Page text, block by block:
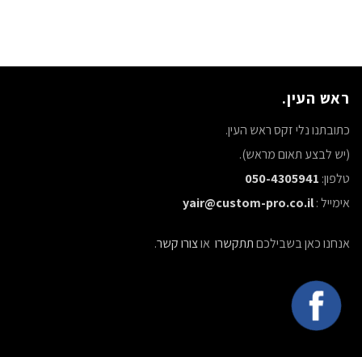
ראש העין.
כתובתנו נלי זקס ראש העין.
(יש לבצע תאום מראש).
טלפון: 050-4305941
אימייל :yair@custom-pro.co.il
אנחנו כאן בשבילכםתתקשרו אוצורו קשר.